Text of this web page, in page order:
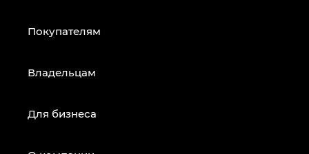
Покупателям
Владельцам
Для бизнеса